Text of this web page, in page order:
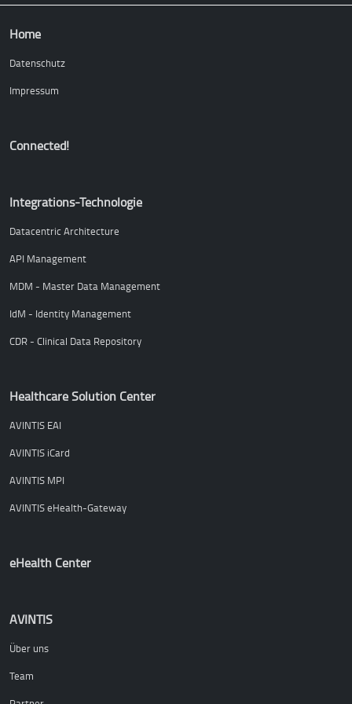
Home
Datenschutz
Impressum
Connected!
Integrations-Technologie
Datacentric Architecture
API Management
MDM - Master Data Management
IdM - Identity Management
CDR - Clinical Data Repository
Healthcare Solution Center
AVINTIS EAI
AVINTIS iCard
AVINTIS MPI
AVINTIS eHealth-Gateway
eHealth Center
AVINTIS
Über uns
Team